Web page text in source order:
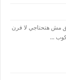
مش هتحتاجي لا فرن